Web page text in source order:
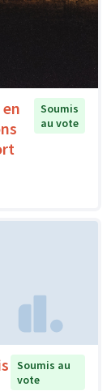
Soumis
au vote
Soumis au
vote